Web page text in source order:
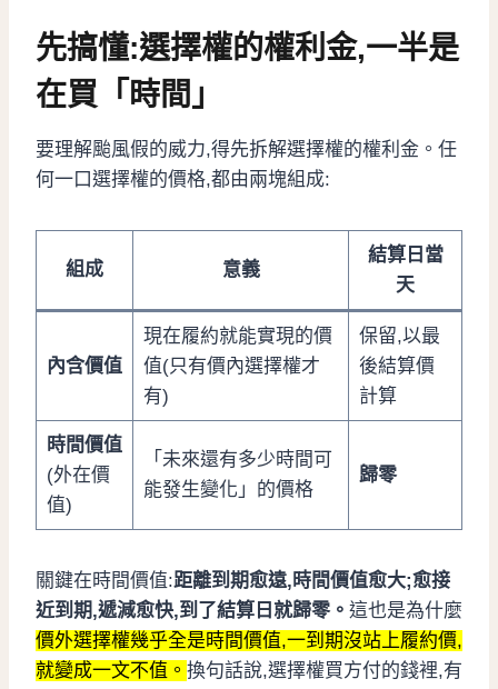
先搞懂:選擇權的權利金,一半是
在買「時間」
要理解颱風假的威力,得先拆解選擇權的權利金。任
何一口選擇權的價格,都由兩塊組成:
組成 意義
結算日當
天
內含價值
現在履約就能實現的價
值(只有價內選擇權才
有)
保留,以最
後結算價
計算
時間價值
(外在價
值)
「未來還有多少時間可
能發生變化」的價格
歸零
關鍵在時間價值:距離到期愈遠,時間價值愈大;愈接
近到期,遞減愈快,到了結算日就歸零。 這也是為什麼
價外選擇權幾乎全是時間價值,一到期沒站上履約價,
就變成一文不值。 換句話說,選擇權買方付的錢裡,有